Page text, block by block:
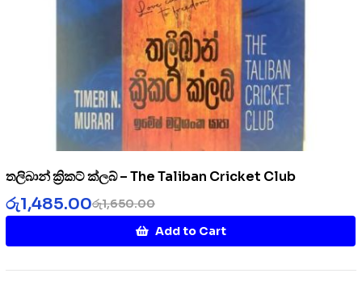
තලිබාන් ක්‍රිකට් ක්ලබ් – The Taliban Cricket Club
රු1,650.00
රු1,485.00
Add to Cart